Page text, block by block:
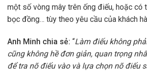
một số vòng mây trên ống điếu, hoặc có
bọc đồng… tùy theo yêu cầu của khách
Anh Minh chia sẻ: “Làm điếu không
cũng không hề đơn giản, quan trọng
để tra nõ điếu vào và lựa chọn nõ điếu